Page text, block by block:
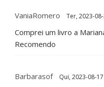
VaniaRomero Ter, 2023-
Comprei um livro a
Recomendo
Barbarasof Qui, 2023-08-